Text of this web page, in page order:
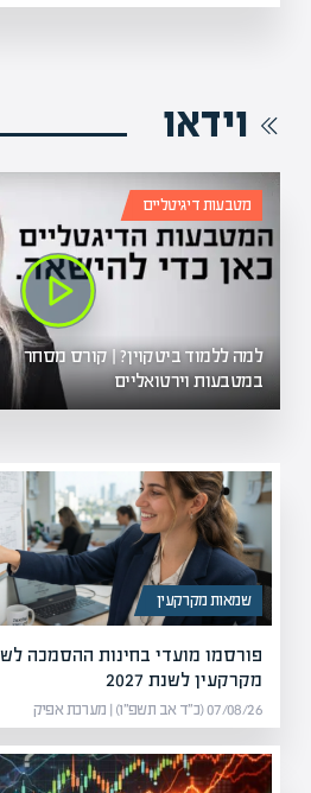
וידאו
מטבעות דיגיטליים
למה ללמוד ביטקוין? | קורס מסחר
במטבעות וירטואליים
שמאות מקרקעין
פורסמו מועדי בחינות ההסמכה
מקרקעין לשנת 2027
07/08/26 (כ״ד אב תשפ״ו) | מערכת אפיק